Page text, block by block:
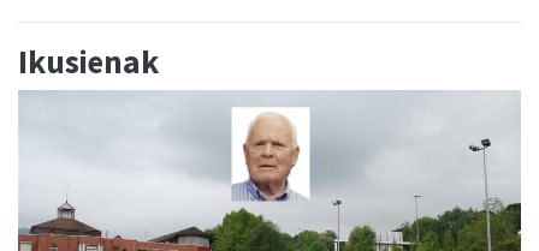
Ikusienak